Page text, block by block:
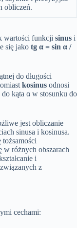
obliczeń.
wartości funkcji sinus i
się jako tg α = sin α /
do długości
kosinus odnosi
kąta α w stosunku do
jest obliczanie
sinusa i kosinusa.
w różnych obszarach
i
z
cechami: